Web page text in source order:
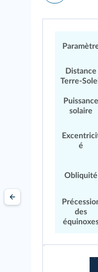
Distance
Terre-
Puissance
solaire
é
Obliquité
des